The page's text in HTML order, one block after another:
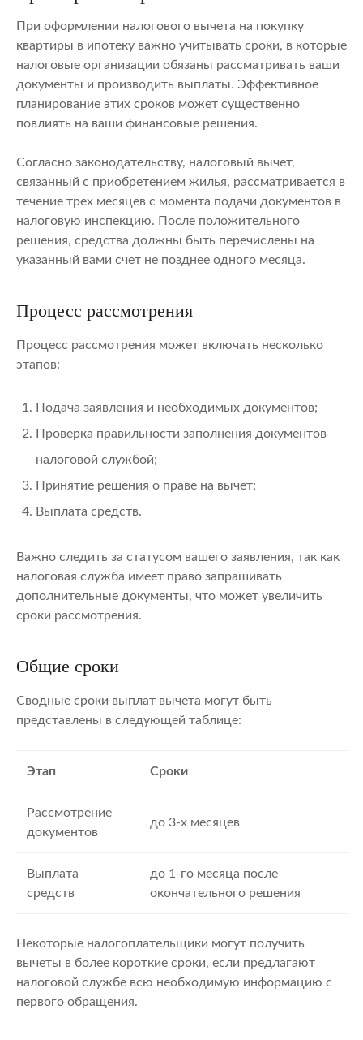
При оформлении налогового вычета на покупку
квартиры в ипотеку важно учитывать сроки, в которые
налоговые организации обязаны рассматривать ваши
документы и производить выплаты. Эффективное
планирование этих сроков может существенно
повлиять на ваши финансовые решения.
Согласно законодательству, налоговый вычет,
связанный с приобретением жилья, рассматривается в
течение трех месяцев с момента подачи документов в
налоговую инспекцию. После положительного
решения, средства должны быть перечислены на
указанный вами счет не позднее одного месяца.
Процесс рассмотрения
Процесс рассмотрения может включать несколько
этапов:
Подача заявления и необходимых документов;
Проверка правильности заполнения документов
налоговой службой;
Принятие решения о праве на вычет;
Выплата средств.
Важно следить за статусом вашего заявления, так как
налоговая служба имеет право запрашивать
дополнительные документы, что может увеличить
сроки рассмотрения.
Общие сроки
Сводные сроки выплат вычета могут быть
представлены в следующей таблице:
Этап Сроки
Рассмотрение
документов
до 3-х месяцев
Выплата
средств
до 1-го месяца после
окончательного решения
Некоторые налогоплательщики могут получить
вычеты в более короткие сроки, если предлагают
налоговой службе всю необходимую информацию с
первого обращения.